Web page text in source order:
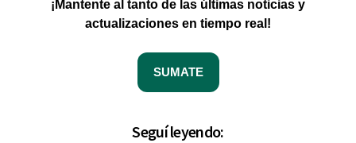
¡Mantente al tanto de las últimas noticias y
actualizaciones en tiempo real!
SUMATE
Seguí leyendo: